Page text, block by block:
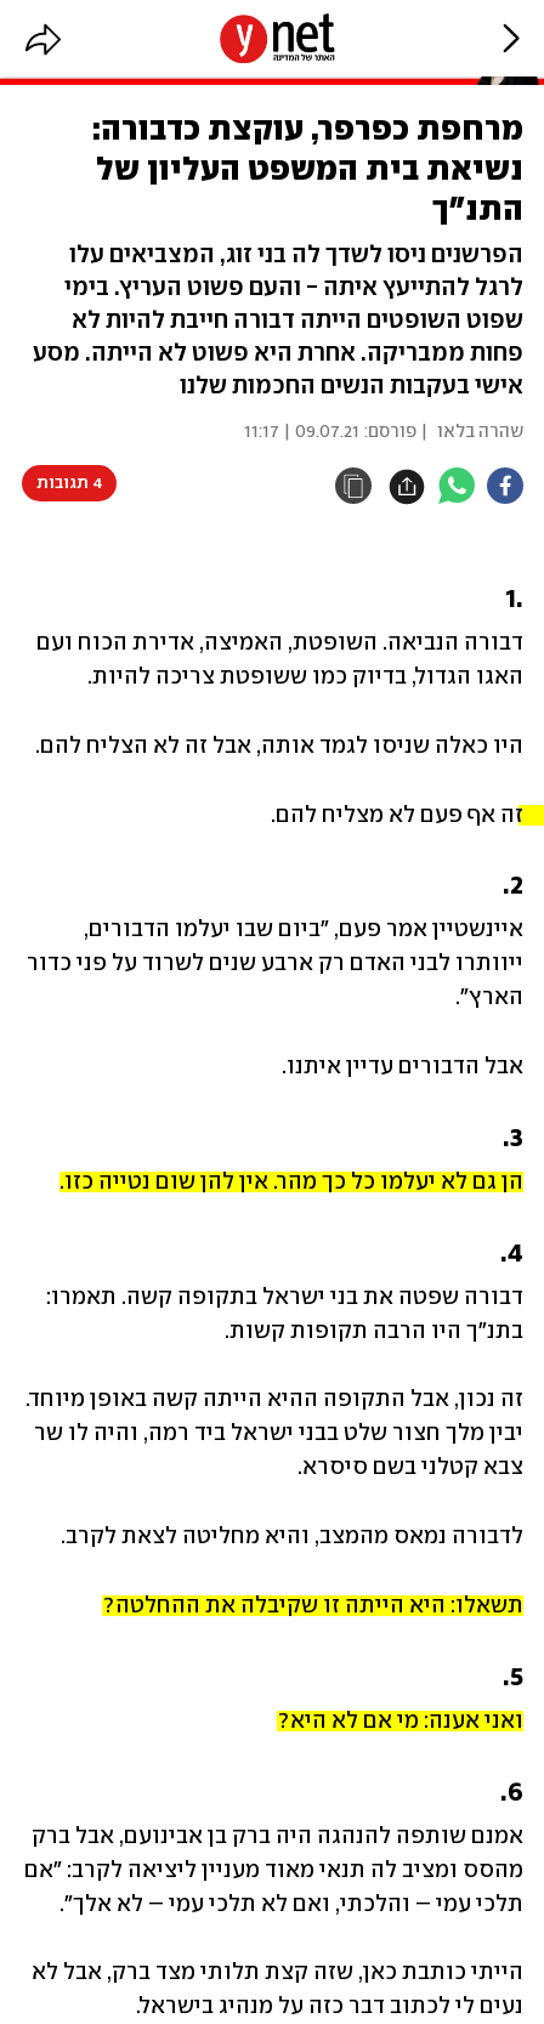
מרחפת כפרפר, עוקצת כדבורה:
נשיאת בית המשפט העליון של
התנ"ך
הפרשנים ניסו לשדך לה בני זוג, המצביאים עלו
לרגל להתייעץ איתה - והעם פשוט העריץ. בימי
שפוט השופטים הייתה דבורה חייבת להיות לא
פחות ממבריקה. אחרת היא פשוט לא הייתה. מסע
אישי בעקבות הנשים החכמות שלנו
שהרה בלאו | פורסם: 09.07.21 | 11:17
4 תגובות
.1
האגו הגדול, בדיוק כמו ששופטת צריכה להיות.
היו כאלה שניסו לגמד אותה, אבל זה לא הצליח להם.
זה אף פעם לא מצליח להם.
2.
הארץ".
אבל הדבורים עדיין איתנו.
3.
הן גם לא יעלמו כל כך מהר. אין להן שום נטייה כזו.
4.
בתנ"ך היו הרבה תקופות קשות.
צבא קטלני בשם סיסרא.
לדבורה נמאס מהמצב, והיא מחליטה לצאת לקרב.
תשאלו: היא הייתה זו שקיבלה את ההחלטה?
5.
ואני אענה: מי אם לא היא?
6.
תלכי עמי – והלכתי, ואם לא תלכי עמי – לא אלך".
נעים לי לכתוב דבר כזה על מנהיג בישראל.